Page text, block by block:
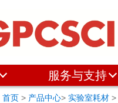
服务与支持
首页 > 产品中心> 实验室耗材 >